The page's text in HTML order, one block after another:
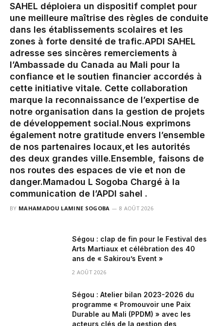
SAHEL déploiera un dispositif complet pour
une meilleure maîtrise des règles de conduite
dans les établissements scolaires et les
zones à forte densité de trafic.‎APDI SAHEL
adresse ses sincères remerciements à
l’Ambassade du Canada au Mali pour la
confiance et le soutien financier accordés à
cette initiative vitale. Cette collaboration
marque la reconnaissance de l’expertise de
notre organisation dans la gestion de projets
de développement social.‎‎Nous exprimons
également notre gratitude envers l’ensemble
de nos partenaires locaux,et les autorités
des deux grandes ville.‎Ensemble, faisons de
nos routes des espaces de vie et non de
danger.‎‎Mamadou L Sogoba Chargé à la
communication de l’APDI sahel .
BY MAHAMADOU LAMINE SOGOBA 8 AOÛT 2026
Ségou : clap de fin pour le Festival des
Arts Martiaux et célébration des 40
ans de « Sakirou’s Event »
2 AOÛT 2026
Ségou : Atelier bilan 2023-2026 du
programme « Promouvoir une Paix
Durable au Mali (PPDM) » avec les
acteurs clés de la gestion des